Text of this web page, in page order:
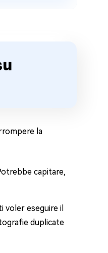
la
capitare,
voler eseguire il
duplicate